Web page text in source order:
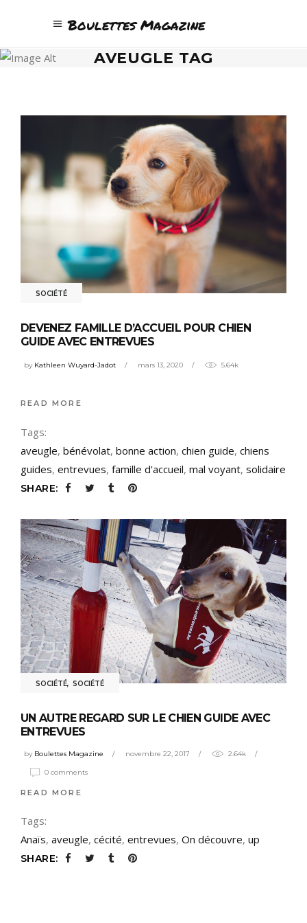
Boulettes Magazine
AVEUGLE TAG
SOCIÉTÉ
DEVENEZ FAMILLE D’ACCUEIL POUR CHIEN
GUIDE AVEC ENTREVUES
by Kathleen Wuyard-Jadot mars 13, 2020 5.64k
READ MORE
Tags:
aveugle, bénévolat, bonne action, chien guide, chiens
guides, entrevues, famille d'accueil, mal voyant, solidaire
SHARE:
SOCIÉTÉ, SOCIÉTÉ
UN AUTRE REGARD SUR LE CHIEN GUIDE AVEC
ENTREVUES
by Boulettes Magazine novembre 22, 2017 2.64k
0 comments
READ MORE
Tags:
Anaïs, aveugle, cécité, entrevues, On découvre, up
SHARE: